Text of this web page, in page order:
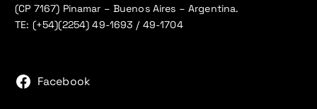
(CP 7167) Pinamar – Buenos Aires – Argentina.
TE: (+54)(2254) 49-1693 / 49-1704
Facebook